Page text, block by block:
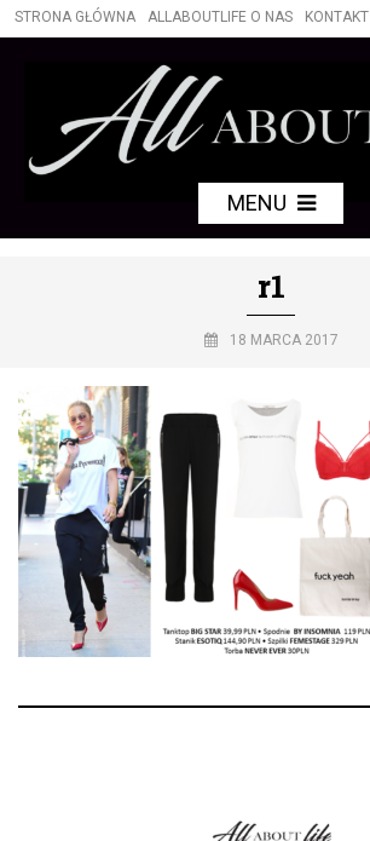
STRONA GŁÓWNA ALLABOUTLIFE O NAS KONTAKT
MENU
r1
18 MARCA 2017